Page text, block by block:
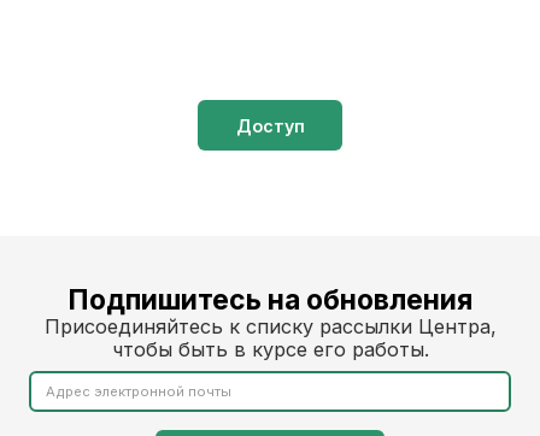
Доступ
Подпишитесь на обновления
Присоединяйтесь к списку рассылки Центра,
чтобы быть в курсе его работы.